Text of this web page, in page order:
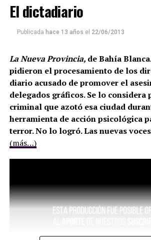
El dictadiario
Publicada hace 13 años el 22/06/2013
La Nueva Provincia, de Bahía
pidieron el procesamiento de los
diario acusado de promover el
delegados gráficos. Se lo considera
criminal que azotó esa ciudad
herramienta de acción psicológica
terror. No lo logró. Las nuevas
(más…)